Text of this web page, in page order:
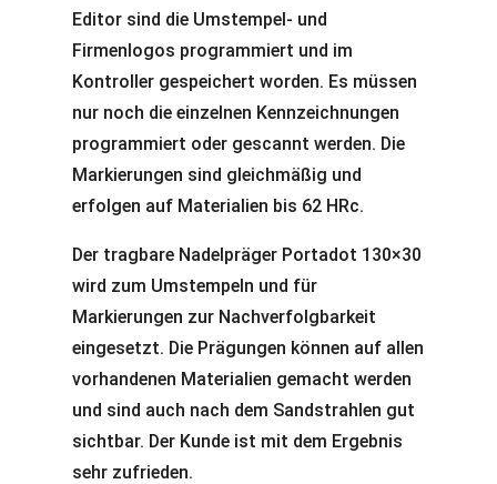
Editor sind die Umstempel- und
Firmenlogos programmiert und im
Kontroller gespeichert worden. Es müssen
nur noch die einzelnen Kennzeichnungen
programmiert oder gescannt werden. Die
Markierungen sind gleichmäßig und
erfolgen auf Materialien bis 62 HRc.
Der tragbare Nadelpräger Portadot 130×30
wird zum Umstempeln und für
Markierungen zur Nachverfolgbarkeit
eingesetzt. Die Prägungen können auf allen
vorhandenen Materialien gemacht werden
und sind auch nach dem Sandstrahlen gut
sichtbar. Der Kunde ist mit dem Ergebnis
sehr zufrieden.